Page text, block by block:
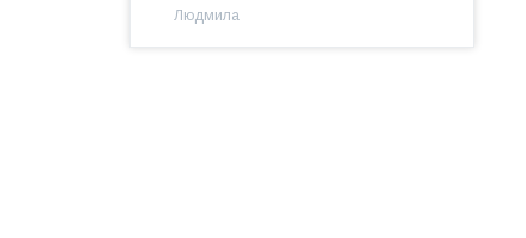
Людмила